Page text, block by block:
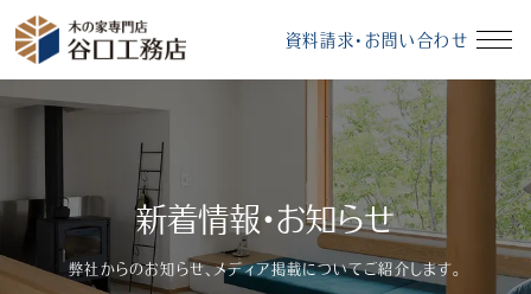
資料請求・お問い合わせ
イベント情報 資料請求・お問い合わせ
モデルハウス 無料相談会
新着情報・お知らせ
弊社からのお知らせ、メディア掲載についてご紹介します。